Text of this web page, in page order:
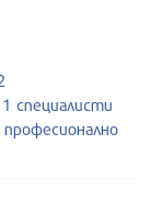
специалисти